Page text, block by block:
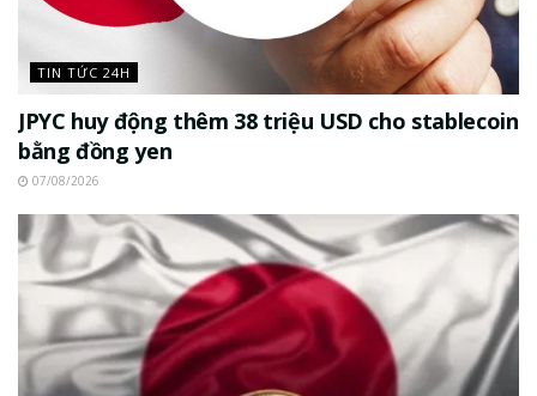
TIN TỨC 24H
JPYC huy động thêm 38 triệu USD cho stablecoin
bằng đồng yen
07/08/2026